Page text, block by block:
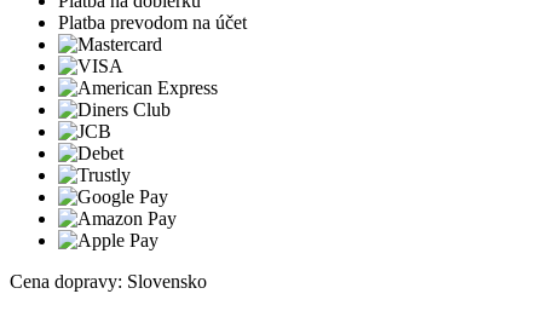
Platba prevodom na účet
Cena dopravy: Slovensko